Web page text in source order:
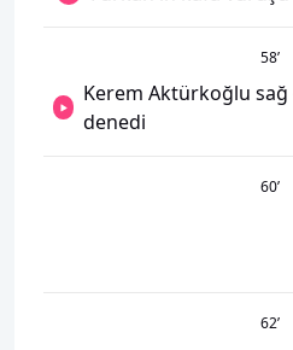
58’
Kerem Aktürkoğlu sağ
denedi
60’
62’